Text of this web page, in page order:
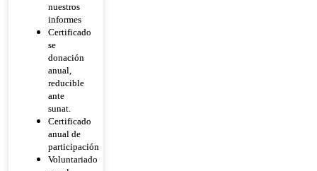
nuestros
informes
Certificado
se
donación
anual,
reducible
ante
sunat.
Certificado
anual de
participación
Voluntariado